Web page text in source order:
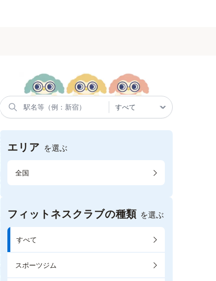
エリア を選ぶ
全国
フィットネスクラブの種類 を選ぶ
すべて
スポーツジム